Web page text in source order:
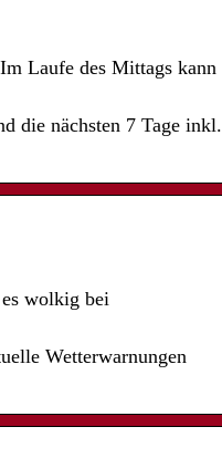
Laufe des Mittags kann
die nächsten 7 Tage inkl.
wolkig bei
Wetterwarnungen